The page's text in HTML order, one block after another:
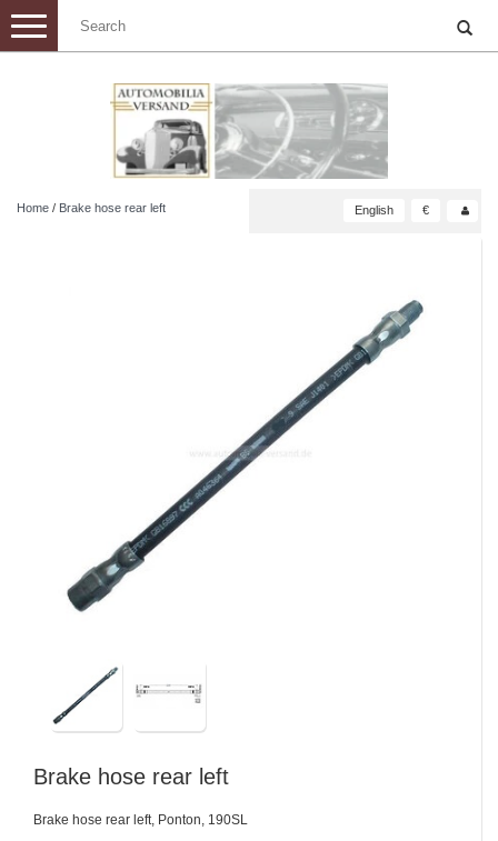
Toggle
navigation
Home / Brake hose rear left English €
Brake hose rear left
Brake hose rear left, Ponton, 190SL